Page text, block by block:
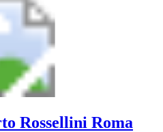
Rossellini Roma